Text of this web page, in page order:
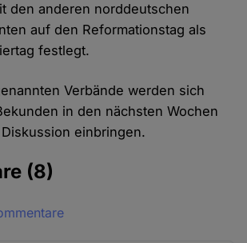
den anderen norddeutschen
auf den Reformationstag als
festlegt.
Verbände werden sich
in den nächsten Wochen
einbringen.
(8)